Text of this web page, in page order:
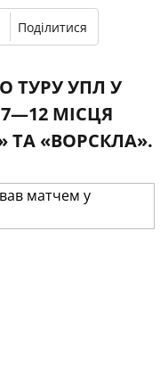
Поділитися
ТУРУ УПЛ У
МІСЦЯ
ТА «ВОРСКЛА».